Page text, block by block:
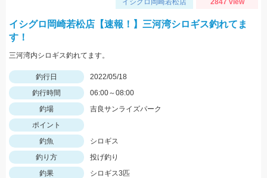
イシグロ岡崎若松店 2847 view
イシグロ岡崎若松店【速報！】三河湾シロギス釣れてま
す！
三河湾内シロギス釣れてます。
釣行日
2022/05/18
釣行時間
06:00～08:00
釣場
吉良サンライズパーク
ポイント
釣魚
シロギス
釣り方
投げ釣り
釣果
シロギス3匹